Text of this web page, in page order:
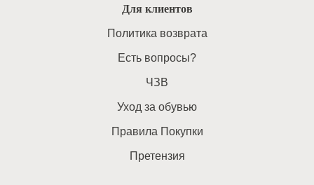
Для клиентов
Политика возврата
Есть вопросы?
ЧЗВ
Уход за обувью
Правила Покупки
Претензия